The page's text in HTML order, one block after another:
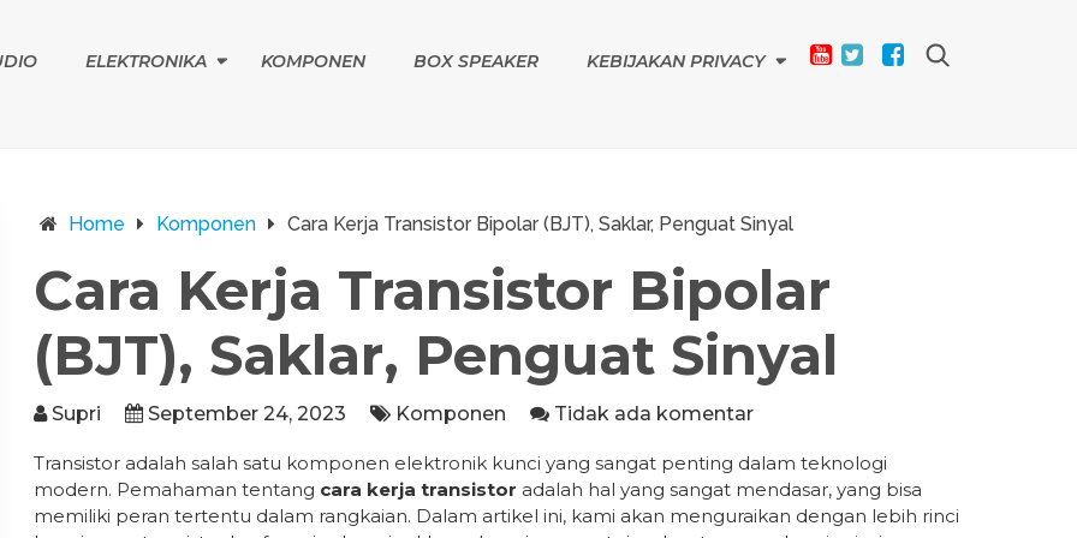
ELEKTRONIKA KOMPONEN BOX SPEAKER KEBIJAKAN PRIVACY
Home Komponen Cara Kerja Transistor Bipolar (BJT), Saklar, Penguat Sinyal
Cara Kerja Transistor Bipolar
(BJT), Saklar, Penguat Sinyal
Supri September 24, 2023 Komponen Tidak ada komentar
Transistor adalah salah satu komponen elektronik kunci yang sangat penting dalam teknologi
modern. Pemahaman tentang cara kerja transistor adalah hal yang sangat mendasar, yang bisa
memiliki peran tertentu dalam rangkaian. Dalam artikel ini, kami akan menguraikan dengan lebih rinci